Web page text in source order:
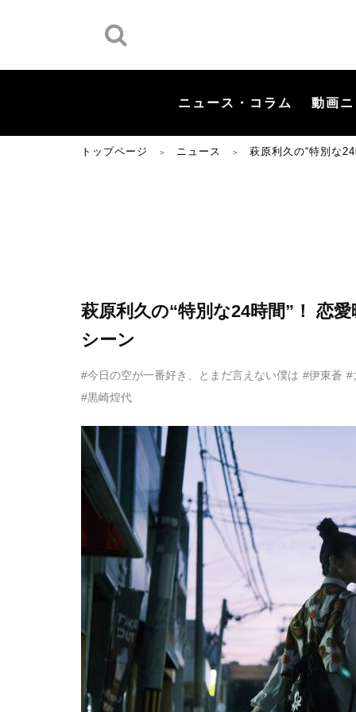
ニュース・コラム 動画
トップページ ＞ ニュース ＞ 萩原利久の“特別な
萩原利久の“特別な24時間”！ 恋
シーン
#今日の空が一番好き、とまだ言えない僕は #伊東蒼 #
#黒崎煌代